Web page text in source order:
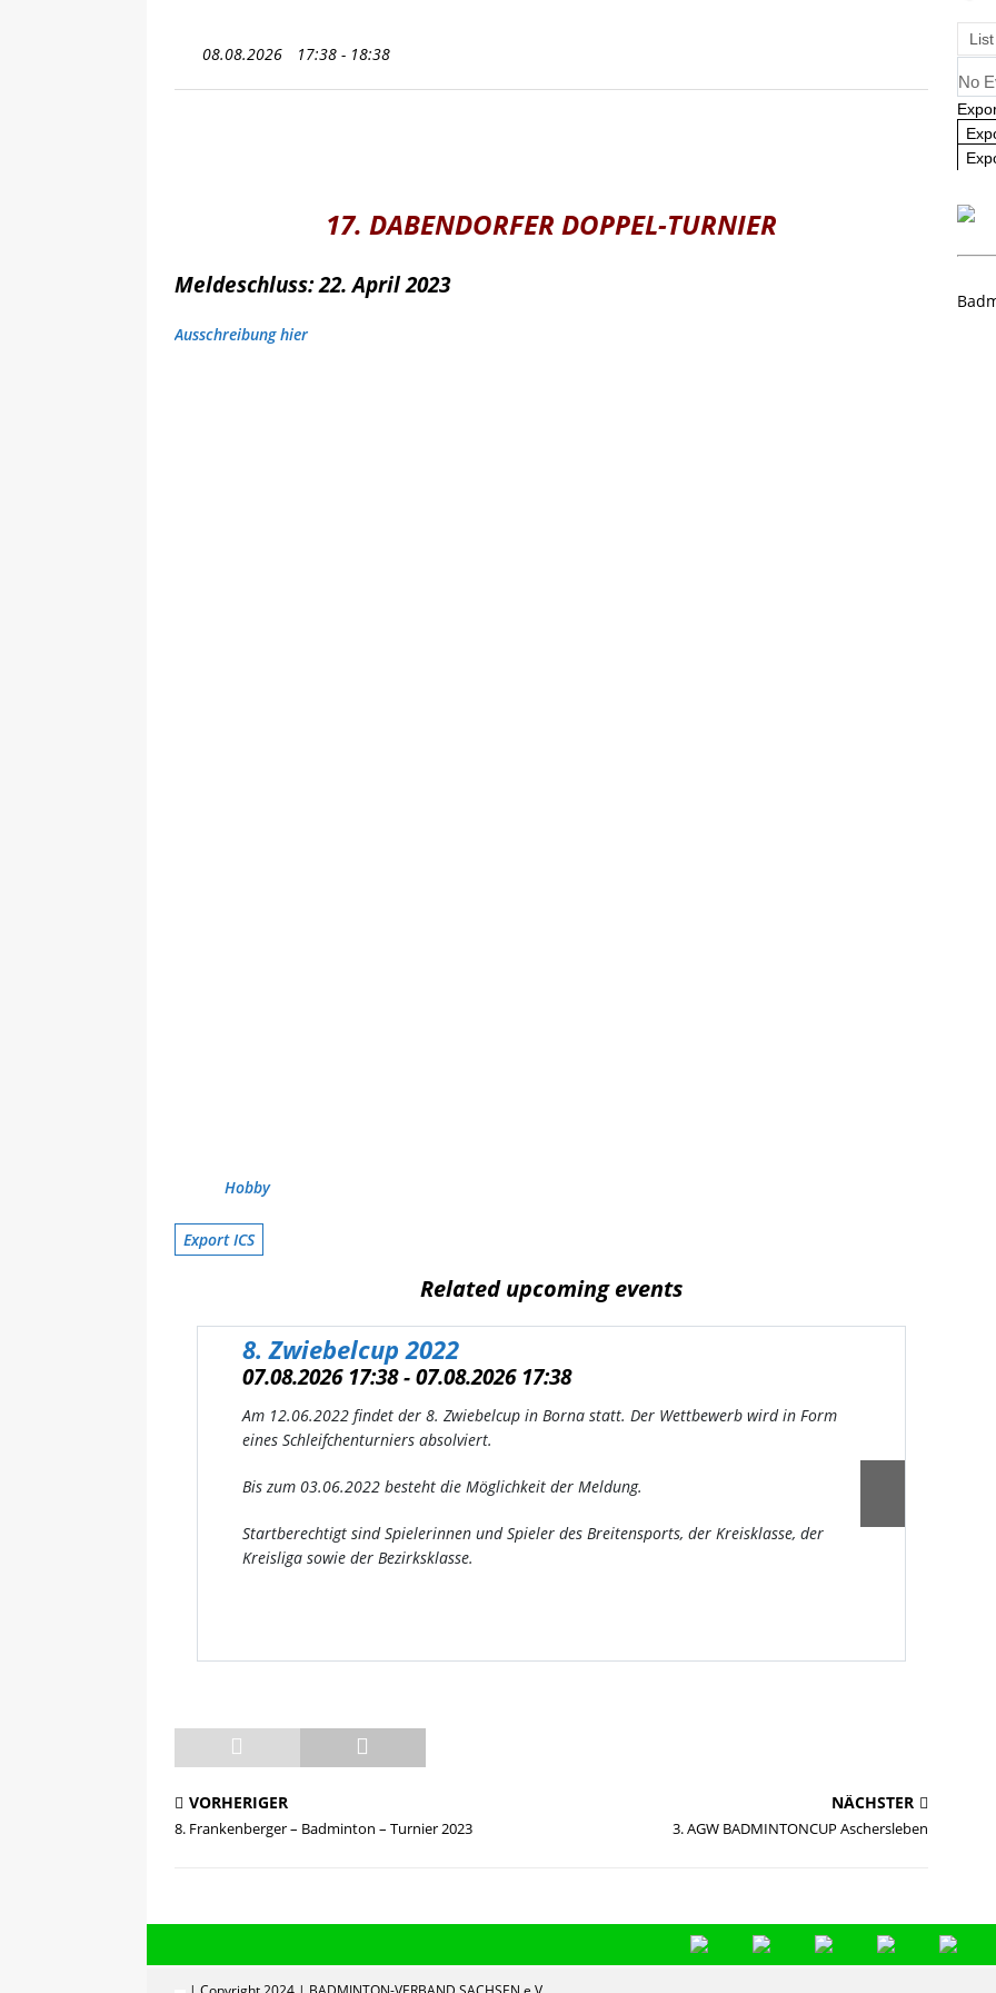
08.08.2026 17:38 - 18:38
17. DABENDORFER DOPPEL-TURNIER
Meldeschluss: 22. April 2023
Ausschreibung hier
Hobby
Export ICS
Related upcoming events
8. Zwiebelcup 2022
07.08.2026 17:38 - 07.08.2026 17:38
Am 12.06.2022 findet der 8. Zwiebelcup in Borna statt. Der Wettbewerb wird in Form
eines Schleifchenturniers absolviert.
Bis zum 03.06.2022 besteht die Möglichkeit der Meldung.
Startberechtigt sind Spielerinnen und Spieler des Breitensports, der Kreisklasse, der
Kreisliga sowie der Bezirksklasse.
VORHERIGER
8. Frankenberger – Badminton – Turnier 2023
NÄCHSTER
3. AGW BADMINTONCUP Aschersleben
List
No